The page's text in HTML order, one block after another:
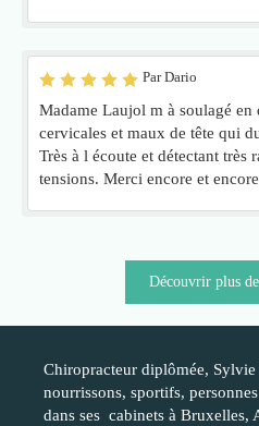
Par Dario
Madame Laujol m à soulagé en
cervicales et maux de tête qui
Très à l écoute et détectant très
tensions. Merci encore et
Découvrir plus
Chiropracteur diplômée,
nourrissons, sportifs,
dans ses cabinets à Bruxelles,